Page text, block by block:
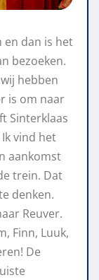
en dan is het
bezoeken.
hebben
is om naar
Sinterklaas
vind het
aankomst
trein. Dat
denken.
Reuver.
Finn, Luuk,
De